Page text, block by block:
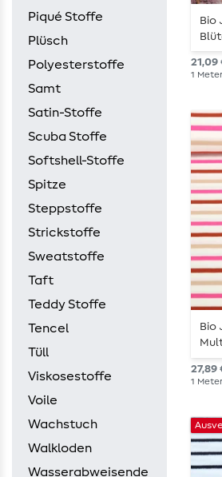
Piqué Stoffe
Plüsch
Polyesterstoffe
Samt
Satin-Stoffe
Scuba Stoffe
Softshell-Stoffe
Spitze
Steppstoffe
Strickstoffe
Sweatstoffe
Taft
Teddy Stoffe
Tencel
Tüll
Viskosestoffe
Voile
Wachstuch
Walkloden
Wasserabweisende
Bio
21,09
1 Meter
Bio
27,89
1 Meter